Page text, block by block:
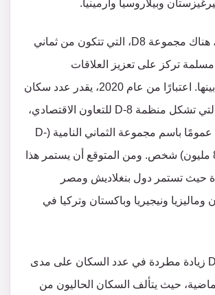
وبيلاروسيا وأرمينيا.
من ناحية أخرى، هناك مجموعة D8، التي تتكون من ثماني
تركز على تعزيز العلاقات
الاقتصادية فيما بينها. اعتبارًا من عام 2020، يقدر عدد سكان
البلدان الثمانية التي تشكل منظمة D-8 للتعاون الاقتصادي،
والتي يشار إليها عمومًا باسم مجموعة الثماني النامية (D-
8)، بحوالي (811 مليون) شخص. ومن المتوقع أن يستمر هذا
حيث تستمر دول بنغلاديش ومصر
وماليزيا ونيجيريا وباكستان وتركيا في
شهدت بلدان D-8 زيادة مطردة في عدد السكان على مدى
الماضية، حيث يتألف السكان الحاليون من